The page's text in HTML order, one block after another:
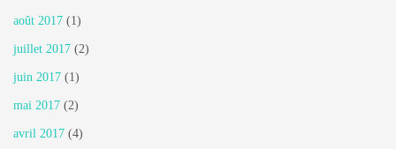
août 2017 (1)
juillet 2017 (2)
juin 2017 (1)
mai 2017 (2)
avril 2017 (4)